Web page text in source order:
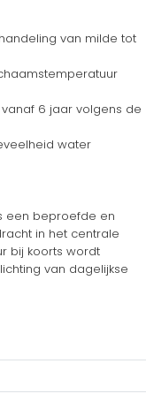
van milde tot
6 jaar volgens de
water
een beproefde en
in het centrale
bij koorts wordt
van dagelijkse